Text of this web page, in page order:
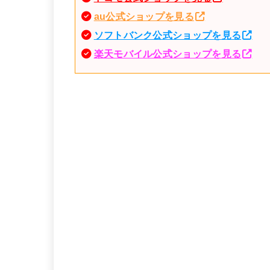
au公式ショップを見る
ソフトバンク公式ショップを見る
楽天モバイル公式ショップを見る